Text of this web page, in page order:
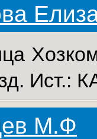
Ист.:
М.Ф